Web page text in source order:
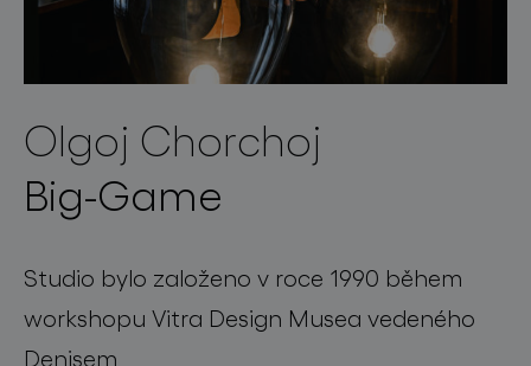
Olgoj Chorchoj
Big-Game
Studio bylo založeno v roce 1990 během
workshopu Vitra Design Musea vedeného
Denisem